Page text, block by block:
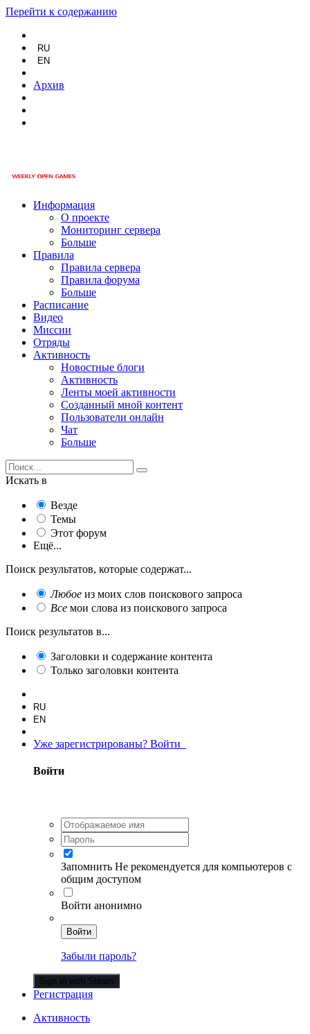
Перейти к содержанию
RU
EN
Архив
Информация
О проекте
Мониторинг сервера
Больше
Правила
Правила сервера
Правила форума
Больше
Расписание
Видео
Миссии
Отряды
Активность
Новостные блоги
Активность
Ленты моей активности
Созданный мной контент
Пользователи онлайн
Чат
Больше
Искать в
Везде
Темы
Этот форум
Ещё...
Поиск результатов, которые содержат...
Любое из моих слов поискового запроса
Все мои слова из поискового запроса
Поиск результатов в...
Заголовки и содержание контента
Только заголовки контента
RU
EN
Уже зарегистрированы? Войти
Войти
Запомнить Не рекомендуется для компьютеров с
общим доступом
Войти анонимно
Войти
Забыли пароль?
Sign in with Steam
Регистрация
Активность